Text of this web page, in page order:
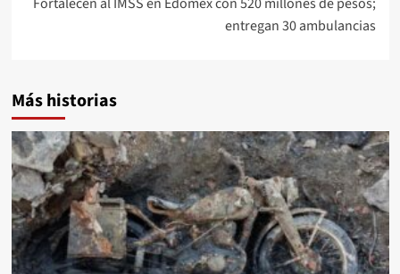
entregan 30 ambulancias
Más historias